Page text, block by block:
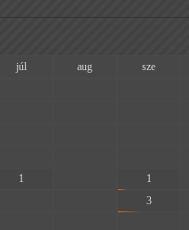
júl aug sze
1 1
3